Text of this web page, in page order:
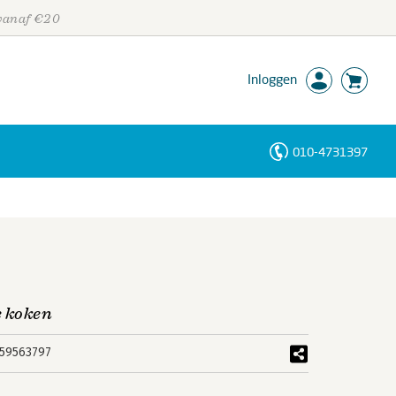
€20
Inloggen
010-4731397
koken
Personen